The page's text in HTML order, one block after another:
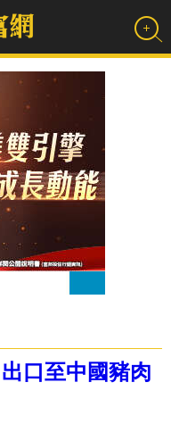
口至中國豬肉